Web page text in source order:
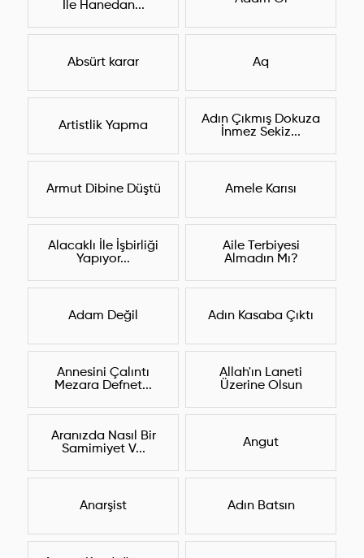
İle Hanedan...
Absürt karar Aq
Artistlik Yapma
Adın Çıkmış Dokuza
İnmez Sekiz...
Armut Dibine Düştü Amele Karısı
Alacaklı İle İşbirliği
Yapıyor...
Aile Terbiyesi
Almadın Mı?
Adam Değil Adın Kasaba Çıktı
Annesini Çalıntı
Mezara Defnet...
Allah'ın Laneti
Üzerine Olsun
Aranızda Nasıl Bir
Samimiyet V...
Angut
Anarşist Adın Batsın